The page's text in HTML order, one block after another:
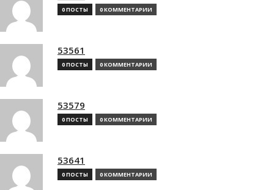
0 ПОСТЫ 0 КОММЕНТАРИИ
53561
0 ПОСТЫ 0 КОММЕНТАРИИ
53579
0 ПОСТЫ 0 КОММЕНТАРИИ
53641
0 ПОСТЫ 0 КОММЕНТАРИИ